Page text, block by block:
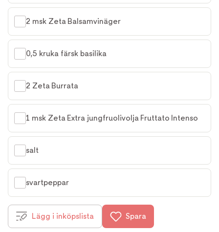
2 msk Zeta Balsamvinäger
0,5 kruka färsk basilika
2 Zeta Burrata
1 msk Zeta Extra jungfruolivolja Fruttato Intenso
salt
svartpeppar
Lägg i inköpslista Spara